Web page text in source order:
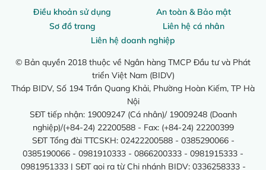
Điều khoản sử dụng
An toàn & Bảo mật
Sơ đồ trang
Liên hệ cá nhân
Liên hệ doanh nghiệp
© Bản quyền 2018 thuộc về Ngân hàng TMCP Đầu tư và Phát
triển Việt Nam (BIDV)
Tháp BIDV, Số 194 Trần Quang Khải, Phường Hoàn Kiếm, TP Hà
Nội
SĐT tiếp nhận: 19009247 (Cá nhân)/ 19009248 (Doanh
nghiệp)/(+84-24) 22200588 - Fax: (+84-24) 22200399
SĐT Tổng đài TTCSKH: 02422200588 - 0385290066 -
0385190066 - 0981910333 - 0866200333 - 0981915333 -
0981951333 | SĐT gọi ra từ Chi nhánh BIDV: 0336258333 -